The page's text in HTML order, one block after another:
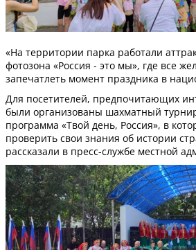
«На территории парка работали
фотозона «Россия - это мы», где все
запечатлеть момент праздника в
Для посетителей, предпочитающих
были организованы шахматный
программа «Твой день, Россия», в
проверить свои знания об истории
рассказали в пресс-службе местной